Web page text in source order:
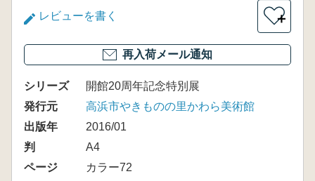
レビューを書く ＋
再入荷メール通知
シリーズ
開館20周年記念特別展
発行元
高浜市やきものの里かわら美術館
出版年
2016/01
判
A4
ページ
カラー72